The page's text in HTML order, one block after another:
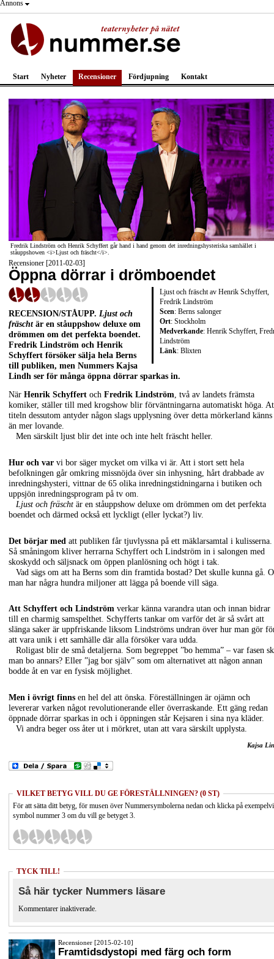
Annons
Start Nyheter Recensioner Fördjupning Kontakt
Fredrik Lindström och Henrik Schyffert går hand i hand genom det inredningshysteriska samhället i
ståuppshowen <i>Ljust och fräscht</i>.
Recensioner [2011-02-03]
Öppna dörrar i drömboendet
Ljust och fräscht av Henrik Schyffert,
Fredrik Lindström
Scen: Berns salonger
Ort: Stockholm
Medverkande: Henrik Schyffert,
Lindström
Länk: Blixten
RECENSION/STÅUPP. Ljust och
fräscht är en ståuppshow deluxe om
drömmen om det perfekta boendet.
Fredrik Lindström och Henrik
Schyffert försöker sälja hela Berns
till publiken, men Nummers Kajsa
Lindh ser för många öppna dörrar sparkas in.
När Henrik Schyffert och Fredrik Lindström, två av landets främsta
komiker, ställer till med krogshow blir förväntningarna automatiskt höga.
titeln dessutom antyder någon slags upplysning över detta mörkerland känns
än mer lovande.
Men särskilt ljust blir det inte och inte helt fräscht heller.
Hur och var vi bor säger mycket om vilka vi är. Att i stort sett hela
befolkningen går omkring missnöjda över sin inhysning, hårt drabbade av
inredningshysteri, vittnar de 65 olika inredningstidningarna i butiken och
uppsjön inredningsprogram på tv om.
Ljust och fräscht är en ståuppshow deluxe om drömmen om det perfekta
boendet och därmed också ett lyckligt (eller lyckat?) liv.
Det börjar med att publiken får tjuvlyssna på ett mäklarsamtal i kulisserna.
Så småningom kliver herrarna Schyffert och Lindström in i salongen med
skoskydd och säljsnack om öppen planlösning och högt i tak.
Vad sägs om att ha Berns som din framtida bostad? Det skulle kunna gå.
man har några hundra miljoner att lägga på boende vill säga.
Att Schyffert och Lindström verkar känna varandra utan och innan bidrar
till en charmig samspelthet. Schyfferts tankar om varför det är så svårt att
slänga saker är uppfriskande liksom Lindströms undran över hur man gör
att vara unik i ett samhälle där alla försöker vara udda.
Roligast blir de små detaljerna. Som begreppet ”bo hemma” – var fasen
man bo annars? Eller ”jag bor själv” som om alternativet att någon annan
bodde åt en var en fysisk möjlighet.
Men i övrigt finns en hel del att önska. Föreställningen är ojämn och
levererar varken något revolutionerande eller överraskande. Ett gäng redan
öppnade dörrar sparkas in och i öppningen står Kejsaren i sina nya kläder.
Vi andra beger oss åter ut i mörkret, utan att vara särskilt upplysta.
Kajsa
VILKET BETYG VILL DU GE FÖRESTÄLLNINGEN? (0 ST)
För att sätta ditt betyg, för musen över Nummersymbolerna nedan och klicka på
symbol nummer 3 om du vill ge betyget 3.
TYCK TILL!
Så här tycker Nummers läsare
Kommentarer inaktiverade.
Recensioner [2015-02-10]
Framtidsdystopi med färg och form